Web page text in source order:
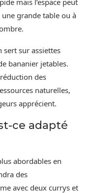
grande table ou à
sert sur assiettes
bananier jetables.
des
naturelles,
apprécient.
ce adapté
abordables en
des
avec deux currys et